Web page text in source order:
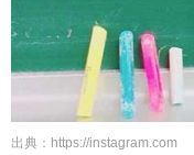
出典：https://instagram.com